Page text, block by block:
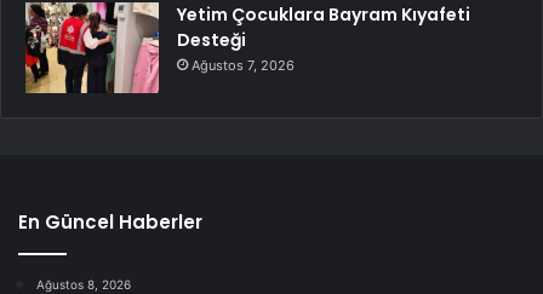
Yetim Çocuklara Bayram Kıyafeti
Desteği
Ağustos 7, 2026
En Güncel Haberler
Ağustos 8, 2026